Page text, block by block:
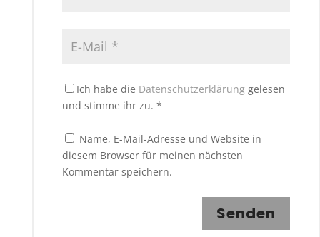
Ich habe die Datenschutzerklärunggelesen
und stimme ihr zu. *
Name, E-Mail-Adresse und Website in
diesem Browser für meinen nächsten
Kommentar speichern.
Senden